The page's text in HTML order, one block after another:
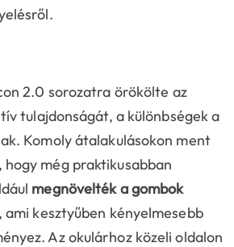
2.0 sorozatra örökölte az
tulajdonságát, a különbségek a
Komoly átalakulásokon ment
még praktikusabban
megnövelték a gombok
ami kesztyűben kényelmesebb
Az okulárhoz közeli oldalon